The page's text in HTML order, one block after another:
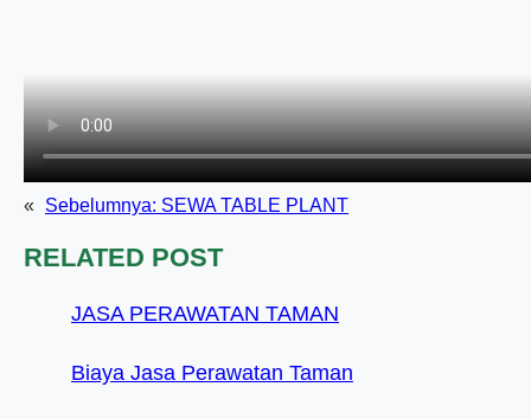
« Sebelumnya: SEWA TABLE PLANT
RELATED POST
JASA PERAWATAN TAMAN
Biaya Jasa Perawatan Taman